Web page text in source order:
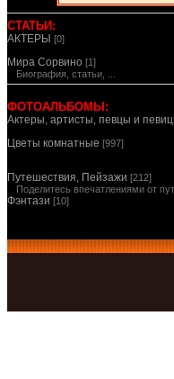
СТАТЬИ:
АКТЕРЫ [0]
Мира Сорвино [1]
Биография, статьи, ...
ФОТОАЛЬБОМЫ:
Актеры, артисты, певцы и
Цветы комнатные [997]
Путешествия, Пейзажи [212]
Поделитесь впечатлениями от
Фэнтази [10]